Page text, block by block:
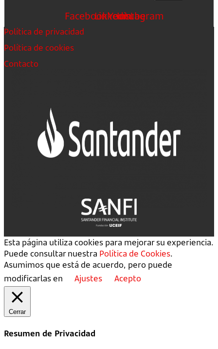
FacebookLinkedin
Youtube
Instagram
Política de privacidad
Política de cookies
Contacto
Esta página utiliza cookies para mejorar su experiencia.
Puede consultar nuestra Política de Cookies.
Asumimos que está de acuerdo, pero puede
modificarlas en
Ajustes Acepto
Cerrar
Resumen de Privacidad